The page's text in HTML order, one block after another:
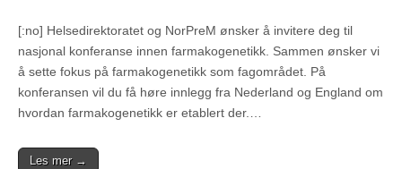
[:no] Helsedirektoratet og NorPreM ønsker å invitere deg til
nasjonal konferanse innen farmakogenetikk. Sammen ønsker vi
å sette fokus på farmakogenetikk som fagområdet. På
konferansen vil du få høre innlegg fra Nederland og England om
hvordan farmakogenetikk er etablert der.…
Les mer →